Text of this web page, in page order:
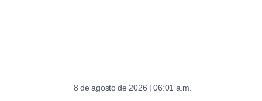
8 de agosto de 2026 | 06:01 a.m.